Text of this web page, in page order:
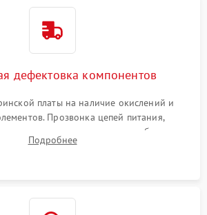
дефектовка компонентов
платы на наличие окислений и
Прозвонка цепей питания,
приводных моторов колес и турбины
состояния оптических и инфракрасных
Подробнее